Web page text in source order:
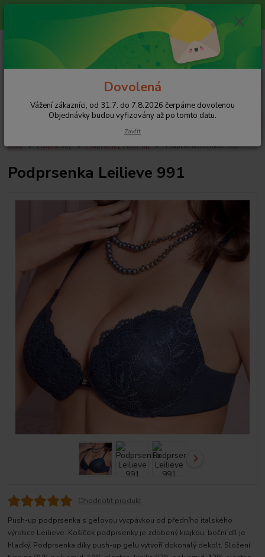
Vážení zákazníci, od 31.7. do 7.8.2026 čerpáme dovolenou
Objednávky budou vyřizovány až po tomto datu.
+420 608 754 282
pište email, pokud nezvedám tel.
Úvod Podprsenky Podprsenky Push-up Podprsenka Leilieve 991
Podprsenka Leilieve 991
Ohodnotit produkt
Push-up podprsenka s gelovou vycpávkou od předního italského
výrobce Leilieve. Košíček podprsenky je zdobený krajkou, boční díl je
hladký. Podprsenka díky push-up gelu vytvoří dokonalý dekolt. Složení:
Dovolená
Vážení zákazníci, od 31.7. do 7.8.2026 čerpáme dovolenou
Objednávky budou vyřizovány až po tomto datu.
Zavřít